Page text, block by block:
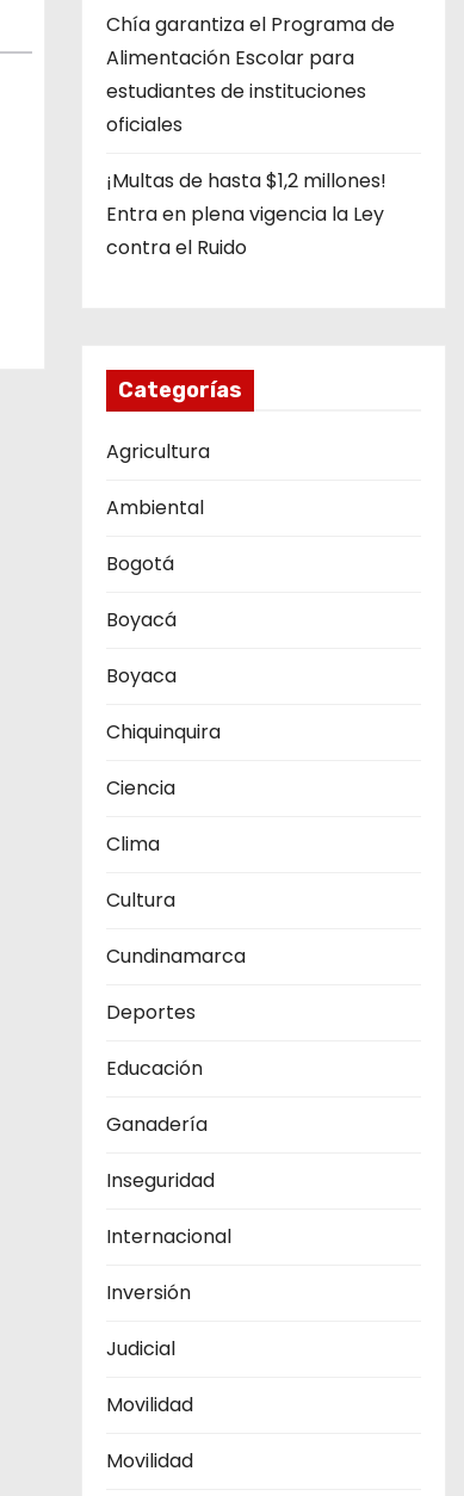
Chía garantiza el Programa de
Alimentación Escolar para
estudiantes de instituciones
oficiales
¡Multas de hasta $1,2 millones!
Entra en plena vigencia la Ley
contra el Ruido
Categorías
Agricultura
Ambiental
Bogotá
Boyacá
Boyaca
Chiquinquira
Ciencia
Clima
Cultura
Cundinamarca
Deportes
Educación
Ganadería
Inseguridad
Internacional
Inversión
Judicial
Movilidad
Movilidad